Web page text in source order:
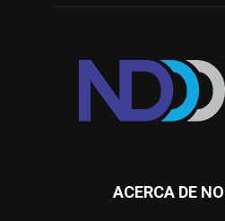
ACERCA DE